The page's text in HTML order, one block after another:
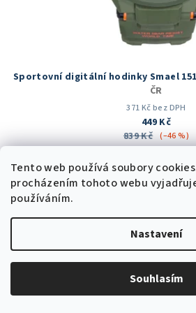
Tento web používá soubory
procházením tohoto webu
používáním.
Nastavení
Souhlasím
Sportovní digitální hodinky Smael
ČR
371 Kč bez DPH
449 Kč
839 Kč (–46 %)
je
5,0
5
Akce